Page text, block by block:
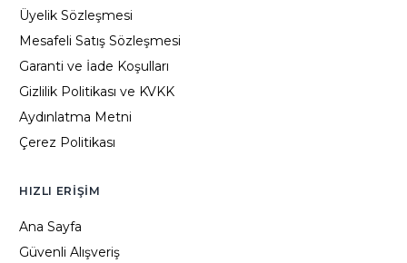
Üyelik Sözleşmesi
Mesafeli Satış Sözleşmesi
Garanti ve İade Koşulları
Gizlilik Politikası ve KVKK
Aydınlatma Metni
Çerez Politikası
HIZLI ERIŞIM
Ana Sayfa
Güvenli Alışveriş